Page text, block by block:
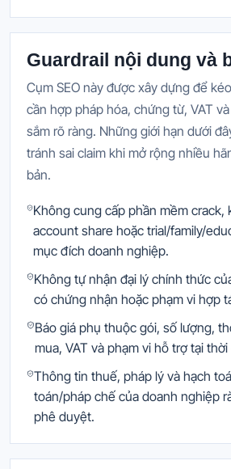
Guardrail nội dung và
Cụm SEO này được xây dựng để
cần hợp pháp hóa, chứng từ, VAT
sắm rõ ràng. Những giới hạn dưới
tránh sai claim khi mở rộng nhiều
bản.
Không cung cấp phần mềm crack,
account share hoặc trial/family/
mục đích doanh nghiệp.
Không tự nhận đại lý chính thức
có chứng nhận hoặc phạm vi hợp
Báo giá phụ thuộc gói, số lượng,
mua, VAT và phạm vi hỗ trợ tại
Thông tin thuế, pháp lý và hạch
toán/pháp chế của doanh nghiệp
phê duyệt.